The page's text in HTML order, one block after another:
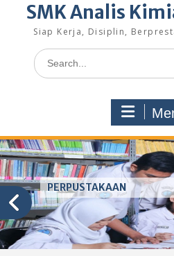
SMK Analis
Siap Kerja, Disiplin,
Search
for:
PERPUSTAKAAN